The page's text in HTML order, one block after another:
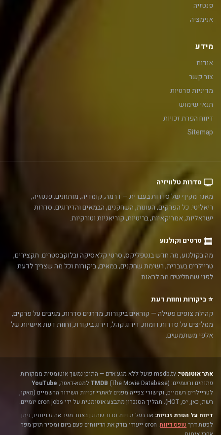
פנטזיה
אנימציה
מידע
אודות
צור קשר
מדיניות פרטיות
תנאי שימוש
דיווח הפרת זכויות
Sitemap
סדרות טלוויזיה
מאגר מקיף של סדרות בעברית — דרמה, קומדיה, מותחנים, פנטזיה,
ריאליטי. כל הפרקים, העונות, השחקנים, הבמאים והדירוגים. סדרות
ישראליות, אמריקאיות, בריטיות, קוריאניות וטורקיות.
סרטים וקולנוע
מה בקולנוע, מה חדש בנטפליקס, סרטי קלאסיקה ובלוקבסטרים. תקצירים,
טריילרים בעברית, רשימת שחקנים, במאים, ביקורות וכל מה שצריך לדעת
לפני שמחליטים מה לראות.
⭐ ביקורות וחוות דעת
קהילת צופים פעילה — קוראים ביקורות, מדרגים סדרות, מגיבים על פרקים,
ממליצים על סדרות דומות. דירוג קהל, דירוג ביקורת, וחוות דעת אישיות של
אלפי משתמשים.
אתר אוטומטי:
msdb.tv פועל ללא מגע אדם — התוכן נמשך אוטומטית ממקורות
פתוחים ורשמיים:
TMDB (The Movie Database) למטא-דאטה,
YouTube
לטריילרים רשמיים, וקישורי צפייה מפנים לאתרי זכויות השידור הרשמיים (מאקו,
רשת, כאן, יס, HOT). תהליך הסנכרון מתבצע אוטומטית על ידי cron jobs יומיים.
דיווח על הפרת זכויות: אם בעל זכויות סבור שתוכן באתר מפר את זכויותיו, ניתן
לפנות דרך טופס דיווח
. cron ייעודי בודק את הדיווחים פעם ביום ומסיר תוכן מפר